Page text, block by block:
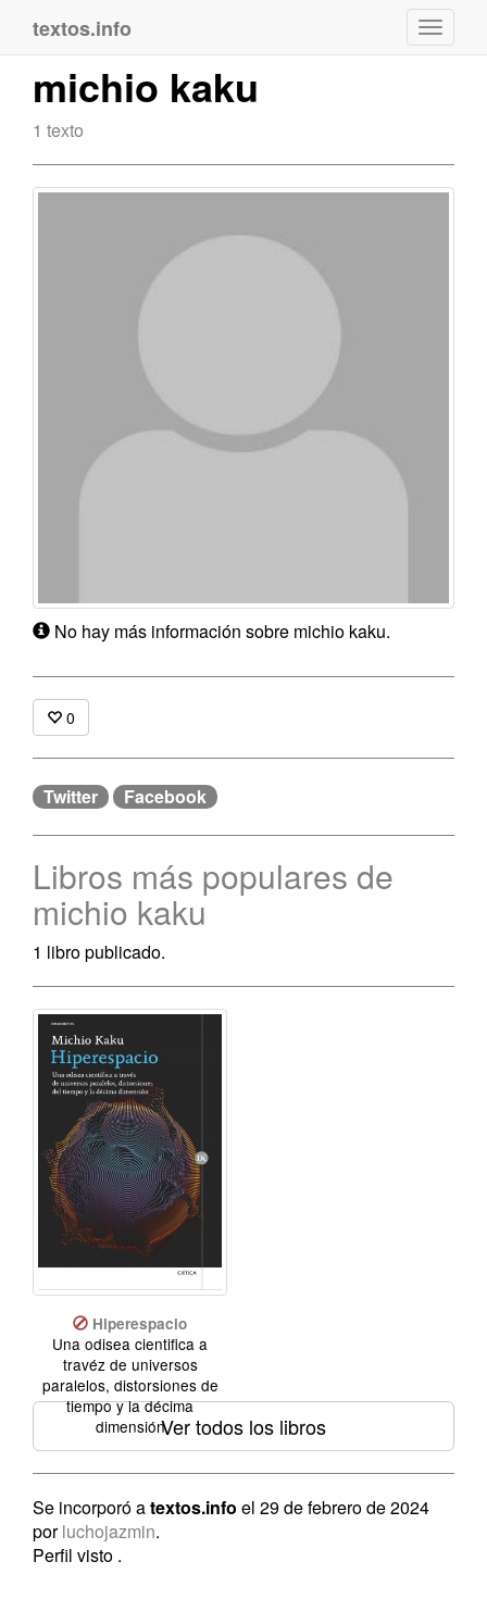
textos.info
michio kaku
1 texto
No hay más información sobre michio kaku.
0
Twitter Facebook
Libros más populares de
michio kaku
1 libro publicado.
Hiperespacio
Una odisea cientifica a
travéz de universos
paralelos, distorsiones de
tiempo y la décima
dimensiónVer todos los libros
Se incorporó atextos.info el 29 de febrero de 2024
porluchojazmin.
Perfil visto .